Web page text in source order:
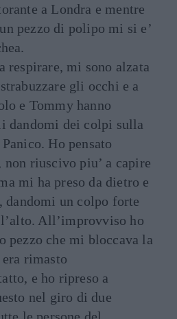
a Londra e mentre
pezzo di polipo mi si e’
respirare, mi sono alzata
gli occhi e a
e Tommy hanno
dandomi dei colpi sulla
Ho pensato
riuscivo piu’ a capire
mi ha preso da dietro e
dandomi un colpo forte
All’improvviso ho
pezzo che mi bloccava la
rimasto
e ho ripreso a
nel giro di due